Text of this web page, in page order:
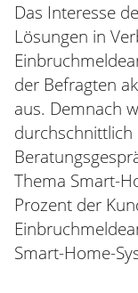
Das Interesse
Lösungen in
der Befragten
aus. Demnach
Thema Smart-
Prozent der
Smart-Home-